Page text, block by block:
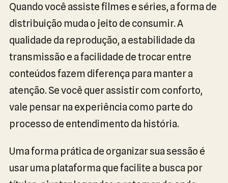
Quando você assiste filmes e séries, a forma de
distribuição muda o jeito de consumir. A
qualidade da reprodução, a estabilidade da
transmissão e a facilidade de trocar entre
conteúdos fazem diferença para manter a
atenção. Se você quer assistir com conforto,
vale pensar na experiência como parte do
processo de entendimento da história.
Uma forma prática de organizar sua sessão é
usar uma plataforma que facilite a busca por